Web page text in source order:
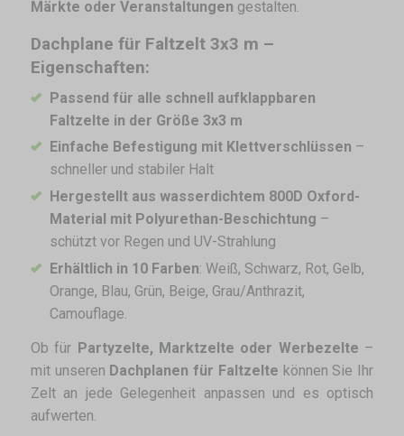
Märkte oder Veranstaltungen gestalten.
Dachplane für Faltzelt 3x3 m –
Eigenschaften:
Passend für alle schnell aufklappbaren
Faltzelte in der Größe 3x3 m
Einfache Befestigung mit Klettverschlüssen –
schneller und stabiler Halt
Hergestellt aus wasserdichtem 800D Oxford-
Material mit Polyurethan-Beschichtung –
schützt vor Regen und UV-Strahlung
Erhältlich in 10 Farben: Weiß, Schwarz, Rot, Gelb,
Orange, Blau, Grün, Beige, Grau/Anthrazit,
Camouflage.
Ob für Partyzelte, Marktzelte oder Werbezelte –
mit unseren Dachplanen für Faltzelte können Sie Ihr
Zelt an jede Gelegenheit anpassen und es optisch
aufwerten.